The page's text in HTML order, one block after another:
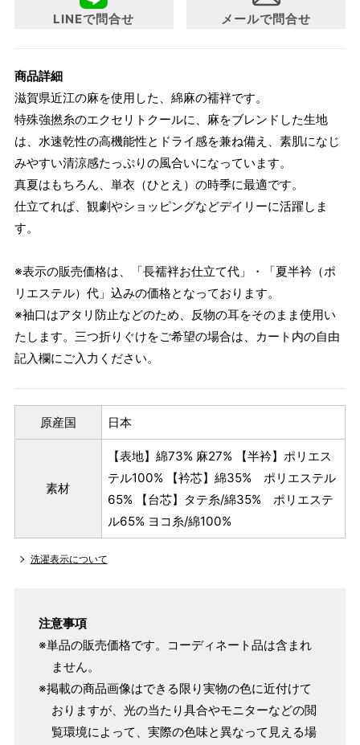
LINEで問合せ メールで問合せ
商品詳細
滋賀県近江の麻を使用した、綿麻の襦袢です。
特殊強撚糸のエクセリトクールに、麻をブレンドした生地
は、水速乾性の高機能性とドライ感を兼ね備え、素肌になじ
みやすい清涼感たっぷりの風合いになっています。
真夏はもちろん、単衣（ひとえ）の時季に最適です。
仕立てれば、観劇やショッピングなどデイリーに活躍しま
す。
※表示の販売価格は、「長襦袢お仕立て代」・「夏半衿（ポ
リエステル）代」込みの価格となっております。
※袖口はアタリ防止などのため、反物の耳をそのまま使用い
たします。三つ折りぐけをご希望の場合は、カート内の自由
記入欄にご入力ください。
原産国 日本
素材
【表地】綿73% 麻27% 【半衿】ポリエス
テル100% 【衿芯】綿35% ポリエステル
65% 【台芯】タテ糸/綿35% ポリエステ
ル65% ヨコ糸/綿100%
洗濯表示について
注意事項
※単品の販売価格です。コーディネート品は含まれ
ません。
※掲載の商品画像はできる限り実物の色に近付けて
おりますが、光の当たり具合やモニターなどの閲
覧環境によって、実際の色味と異なって見える場